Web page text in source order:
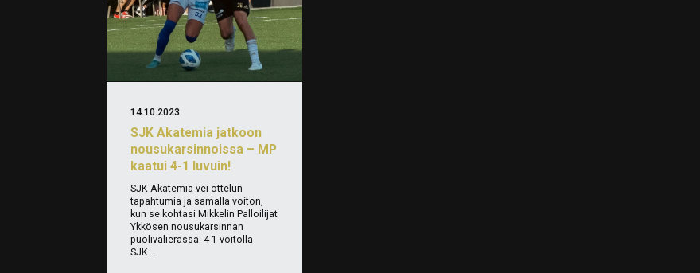
SJK Akatemia jatkoon
nousukarsinnoissa – MP
kaatui 4-1 luvuin!
14.10.2023
SJK Akatemia vei ottelun
tapahtumia ja samalla voiton,
kun se kohtasi Mikkelin Palloilijat
Ykkösen nousukarsinnan
puolivälierässä. 4-1 voitolla
SJK...